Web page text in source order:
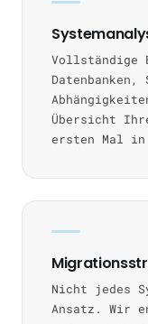
Vollständige
Übersicht
ersten Mal in
Nicht jedes
Ansatz. Wir